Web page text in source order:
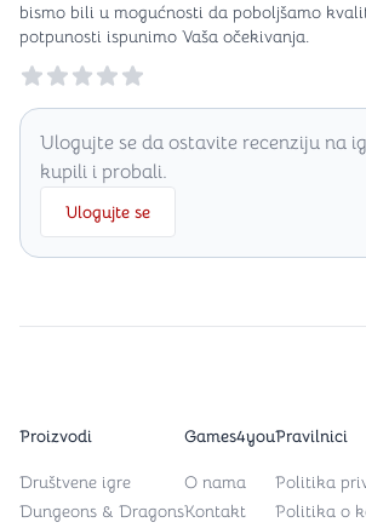
bismo bili u mogućnosti da poboljšamo
potpunosti ispunimo Vaša očekivanja.
Reviews
Ulogujte se da ostavite recenziju na
kupili i probali.
Ulogujte se
Proizvodi
Društvene igre
Dungeons & Dragons
Games4you
O nama
Kontakt
Pravilnici
Politika
Politika o